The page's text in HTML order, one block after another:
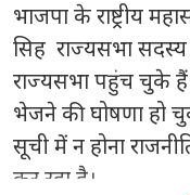
भाजपा के राष्ट्रीय
सिह राज्यसभा सदस्य
राज्यसभा पहुंच चुके
भेजने की घोषणा हो
सूची में न होना
कर रहा है।